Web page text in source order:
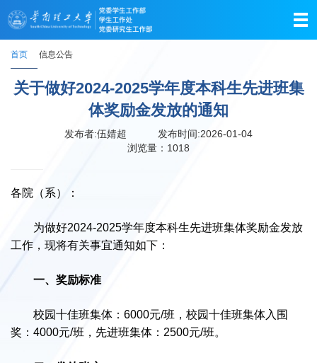
首页 信息公告
关于做好2024-2025学年度本科生先进班集
体奖励金发放的通知
发布者:伍婧超
发布时间:2026-01-04
浏览量： 1018
各院（系）：
为做好2024-2025学年度本科生先进班集体奖励金发放
工作，现将有关事宜通知如下：
一、奖励标准
校园十佳班集体：6000元/班，校园十佳班集体入围
奖：4000元/班，先进班集体：2500元/班。